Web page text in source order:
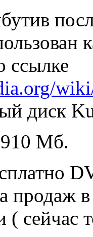
ссылке
диск
910 Мб.
продаж
(